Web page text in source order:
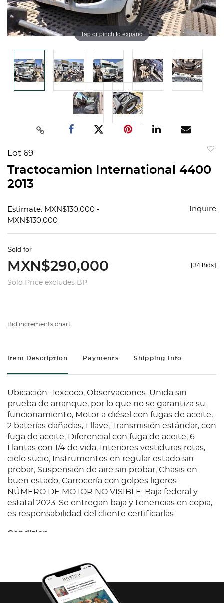
Tap or pinch to expand
Lot 69
Tractocamion International 4400
2013
Estimate: MXN$130,000 -
MXN$130,000
Inquire
Sold for
MXN$290,000
Sold Price excludes BP
[34 Bids]
Bid increments chart
Item Description Payments Shipping Info
Ubicación: Texcoco; Observaciones: Unida sin
prueba de arranque, por lo que no se garantiza su
funcionamiento, Motor a diésel con fugas de aceite,
2 baterías dañadas, 1 llave; Transmisión estándar, con
fuga de aceite; Diferencial con fuga de aceite; 6
Llantas con 1/4 de vida; Interiores vestiduras rotas,
cielo sucio; Instrumentos en regular estado sin
probar; Suspensión de aire sin probar; Chasis en
buen estado; Carrocería con golpes ligeros.
NÚMERO DE MOTOR NO VISIBLE. Baja federal y
estatal 2023. Se entregan baja y tenencias en copia,
es responsabilidad del cliente certificarlas.
Condition
prueba de arranque, por lo que no se garantiza su
funcionamiento, Motor a diésel con fugas de aceite,
2 baterías dañadas, 1 llave; Transmisión estándar, con
fuga de aceite; Diferencial con fuga de aceite; 6